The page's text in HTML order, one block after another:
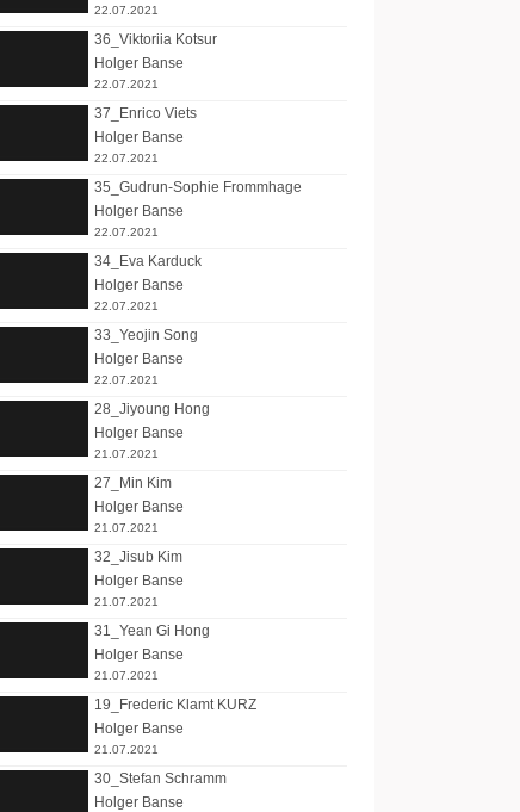
22.07.2021
36_Viktoriia Kotsur
Holger Banse
22.07.2021
37_Enrico Viets
Holger Banse
22.07.2021
35_Gudrun-Sophie Frommhage
Holger Banse
22.07.2021
34_Eva Karduck
Holger Banse
22.07.2021
33_Yeojin Song
Holger Banse
22.07.2021
28_Jiyoung Hong
Holger Banse
21.07.2021
27_Min Kim
Holger Banse
21.07.2021
32_Jisub Kim
Holger Banse
21.07.2021
31_Yean Gi Hong
Holger Banse
21.07.2021
19_Frederic Klamt KURZ
Holger Banse
21.07.2021
30_Stefan Schramm
Holger Banse